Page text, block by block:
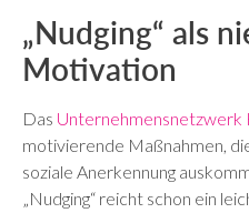
„Nudging“ als
Motivation
Das Unternehmensnetzwerk
motivierende Maßnahmen,
soziale Anerkennung
„Nudging“ reicht schon ein